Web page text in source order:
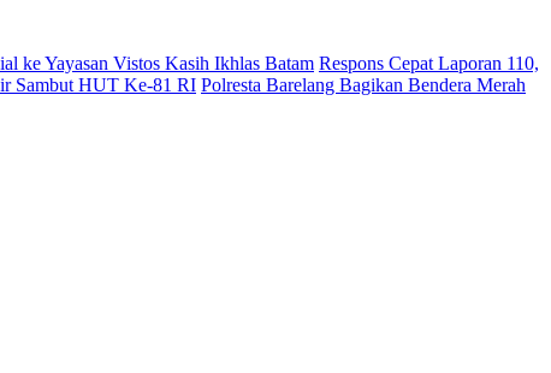
ke Yayasan Vistos Kasih Ikhlas Batam Respons Cepat Laporan 110,
Sambut HUT Ke-81 RI Polresta Barelang Bagikan Bendera Merah